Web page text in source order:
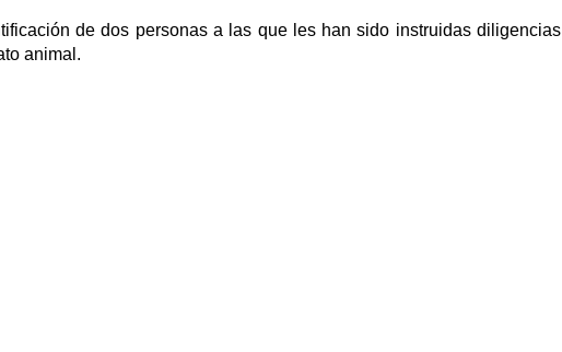
de dos personas a las que les han sido instruidas diligencias
animal.